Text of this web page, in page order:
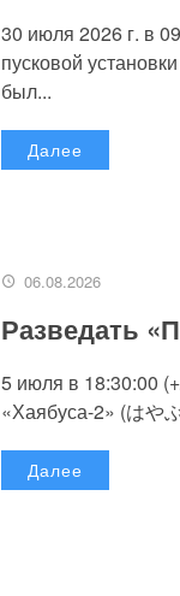
30 июля 2026 г. в
пусковой
был...
Далее
06.08.2026
Разведать
5 июля в 18:30:00
«Хаябуса-2» (はや
Далее